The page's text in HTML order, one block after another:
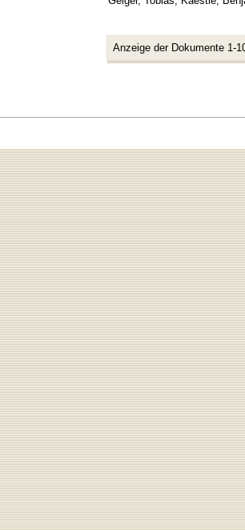
Anzeige der Dokumente 1-